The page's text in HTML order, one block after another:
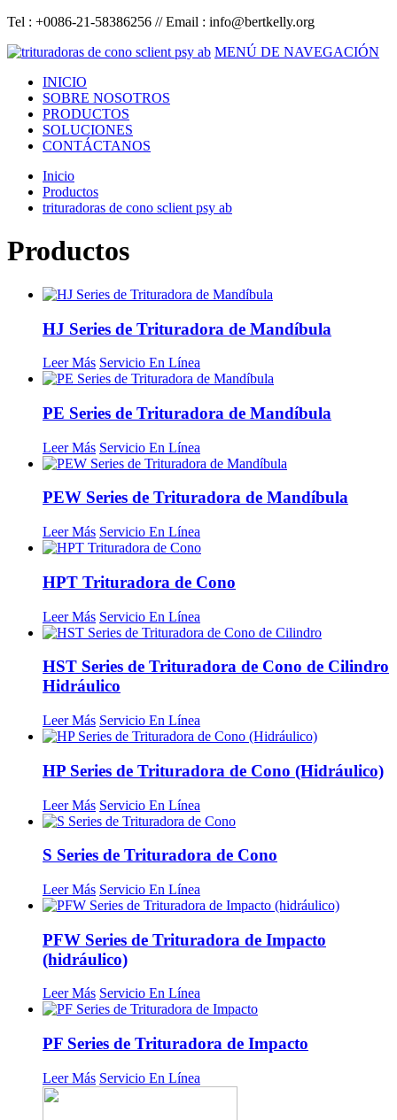
Tel : +0086-21-58386256 // Email : info@bertkelly.org
MENÚ DE NAVEGACIÓN
INICIO
SOBRE NOSOTROS
PRODUCTOS
SOLUCIONES
CONTÁCTANOS
Inicio
Productos
trituradoras de cono sclient psy ab
Productos
HJ Series de Trituradora de Mandíbula
Leer Más Servicio En Línea
PE Series de Trituradora de Mandíbula
Leer Más Servicio En Línea
PEW Series de Trituradora de Mandíbula
Leer Más Servicio En Línea
HPT Trituradora de Cono
Leer Más Servicio En Línea
HST Series de Trituradora de Cono de Cilindro
Hidráulico
Leer Más Servicio En Línea
HP Series de Trituradora de Cono (Hidráulico)
Leer Más Servicio En Línea
S Series de Trituradora de Cono
Leer Más Servicio En Línea
PFW Series de Trituradora de Impacto
(hidráulico)
Leer Más Servicio En Línea
PF Series de Trituradora de Impacto
Leer Más Servicio En Línea